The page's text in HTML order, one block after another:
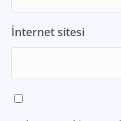
İnternet sitesi